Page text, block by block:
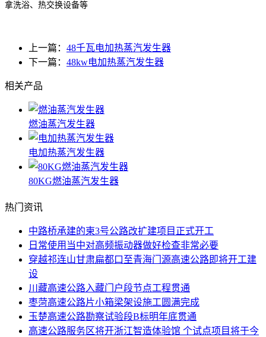
拿洗浴、热交换设备等
上一篇： 48千瓦电加热蒸汽发生器
下一篇： 48kw电加热蒸汽发生器
相关产品
燃油蒸汽发生器
电加热蒸汽发生器
80KG燃油蒸汽发生器
热门资讯
中路桥承建的柬3号公路改扩建项目正式开工
日常使用当中对高频振动器做好检查非常必要
穿越祁连山甘肃扁都口至青海门源高速公路即将开工建
设
川藏高速公路入藏门户段节点工程贯通
枣菏高速公路片小箱梁架设施工圆满完成
玉楚高速公路勘察试验段B标明年底贯通
高速公路服务区将开浙江智造体验馆 个试点项目将于今